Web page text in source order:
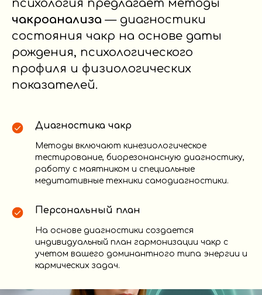
психология предлагает методы
чакроанализа — диагностики
состояния чакр на основе даты
рождения, психологического
профиля и физиологических
показателей.
Диагностика чакр
Методы включают кинезиологическое
тестирование, биорезонансную диагностику,
работу с маятником и специальные
медитативные техники самодиагностики.
Персональный план
На основе диагностики создается
индивидуальный план гармонизации чакр с
учетом вашего доминантного типа энергии и
кармических задач.